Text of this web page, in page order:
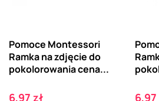
Pomoce Montessori
Ramka na zdjęcie do
pokolorowania cena...
Cena
6,97 zł 6,97